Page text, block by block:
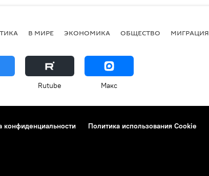
В МИРЕ ЭКОНОМИКА ОБЩЕСТВО МИГРАЦИЯ
Rutube Макс
конфиденциальности Политика использования Cookie